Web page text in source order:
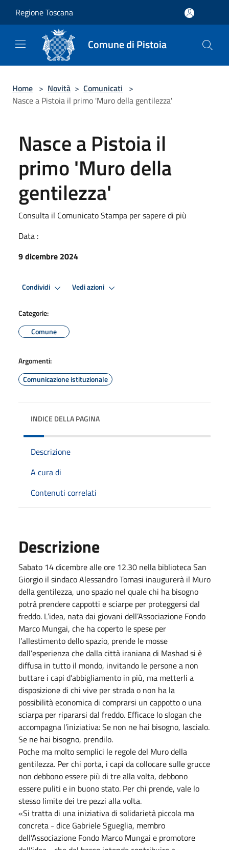
Regione Toscana
Comune di Pistoia
Home > Novità > Comunicati >
Nasce a Pistoia il primo 'Muro della gentilezza'
Nasce a Pistoia il
primo 'Muro della
gentilezza'
Consulta il Comunicato Stampa per sapere di più
Data :
9 dicembre 2024
Condividi Vedi azioni
Categorie:
Comune
Argomenti:
Comunicazione istituzionale
INDICE DELLA PAGINA
Descrizione
A cura di
Contenuti correlati
Descrizione
Sabato 14 dicembre alle ore 12.30 nella biblioteca San
Giorgio il sindaco Alessandro Tomasi inaugurerà il Muro
della gentilezza, uno spazio nel quale chi ha bisogno
potrà prendere cappotti e sciarpe per proteggersi dal
freddo. L’idea, nata dai giovani dell’Associazione Fondo
Marco Mungai, che ha coperto le spese per
l’allestimento dello spazio, prende le mosse
dall’esperienza che dalla città iraniana di Mashad si è
diffusa in tutto il mondo, invitando le persone a non
buttare i capi d’abbigliamento in più, ma metterli a
disposizione di chi vive per strada o non ha la
possibilità economica di comprarsi un cappotto o una
sciarpa per ripararsi dal freddo. Efficace lo slogan che
accompagna l’iniziativa: Se non ne hai bisogno, lascialo.
Se ne hai bisogno, prendilo.
Poche ma molto semplici le regole del Muro della
gentilezza. Per chi porta, i capi da collocare sulle grucce
non debbono essere più di tre alla volta, debbono
essere puliti e in buono stato. Per chi prende, vale lo
stesso limite dei tre pezzi alla volta.
«Si tratta di una iniziativa di solidarietà piccola ma
concreta - dice Gabriele Sgueglia, membro
dell’Associazione Fondo Marco Mungai e promotore